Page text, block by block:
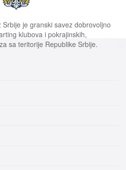
je granski savez dobrovoljno
klubova i pokrajinskih,
sa teritorije Republike Srbije.